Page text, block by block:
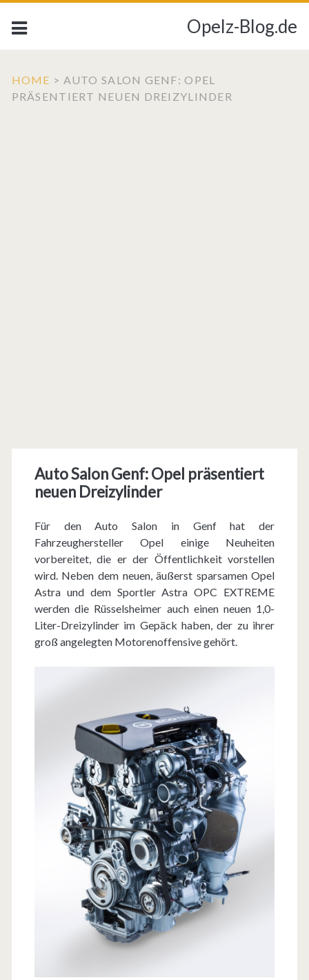
Opelz-Blog.de
HOME > AUTO SALON GENF: OPEL
PRÄSENTIERT NEUEN DREIZYLINDER
Auto Salon Genf: Opel präsentiert
neuen Dreizylinder
Für den Auto Salon in Genf hat der
Fahrzeughersteller Opel einige Neuheiten
vorbereitet, die er der Öffentlichkeit vorstellen
wird. Neben dem neuen, äußerst sparsamen Opel
Astra und dem Sportler Astra OPC EXTREME
werden die Rüsselsheimer auch einen neuen 1,0-
Liter-Dreizylinder im Gepäck haben, der zu ihrer
groß angelegten Motorenoffensive gehört.